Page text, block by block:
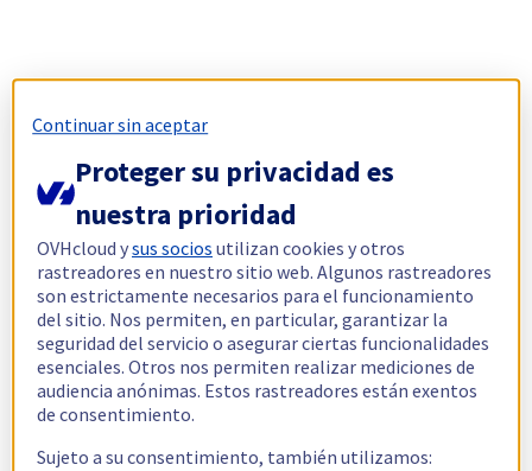
Continuar sin aceptar
Proteger su privacidad es
nuestra prioridad
OVHcloud ysus socios utilizan cookies y otros
rastreadores en nuestro sitio web. Algunos rastreadores
son estrictamente necesarios para el funcionamiento
del sitio. Nos permiten, en particular, garantizar la
seguridad del servicio o asegurar ciertas funcionalidades
esenciales. Otros nos permiten realizar mediciones de
audiencia anónimas. Estos rastreadores están exentos
de consentimiento.
Sujeto a su consentimiento, también utilizamos: